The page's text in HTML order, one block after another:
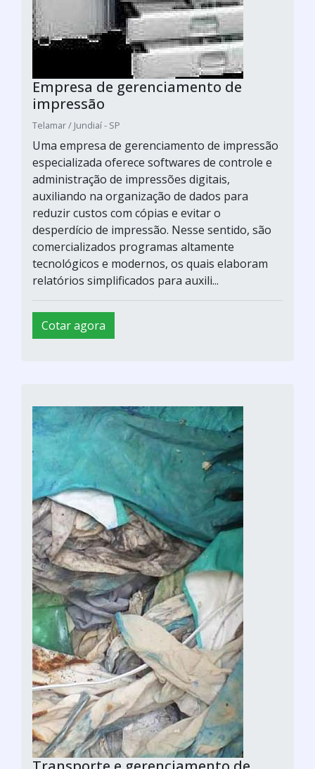
Empresa de gerenciamento de
impressão
Telamar / Jundiaí - SP
Uma empresa de gerenciamento de impressão
especializada oferece softwares de controle e
administração de impressões digitais,
auxiliando na organização de dados para
reduzir custos com cópias e evitar o
desperdício de impressão. Nesse sentido, são
comercializados programas altamente
tecnológicos e modernos, os quais elaboram
relatórios simplificados para auxili...
Cotar agora